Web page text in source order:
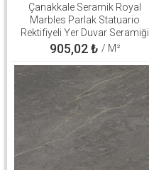
Çanakkale Seramik Royal
Marbles Parlak Statuario
Rektifiyeli Yer Duvar Seramiği
60x120 310100800540
905,02₺ / M²